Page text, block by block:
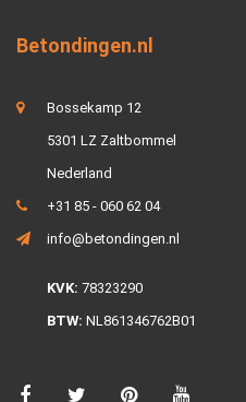
Betondingen.nl
Bossekamp 12
5301 LZ Zaltbommel
Nederland
+31 85 - 060 62 04
info@betondingen.nl
KVK: 78323290
BTW: NL861346762B01